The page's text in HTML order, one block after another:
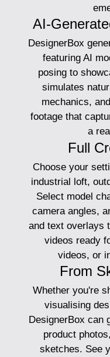
AI-
DesignerBox
featuring AI
posing to
simulates
mechanics,
footage that
a
Full
Choose your
industrial loft,
Select model
camera angles,
and text overlays
videos ready
videos, or
From
Whether you're
visualising
DesignerBox can
product
sketches. See